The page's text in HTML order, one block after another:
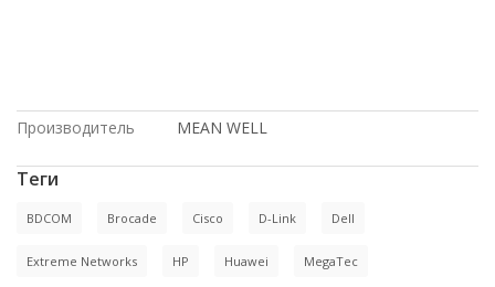
Производитель MEAN WELL
Теги
BDCOM Brocade Cisco D-Link Dell
Extreme Networks HP Huawei MegaTec